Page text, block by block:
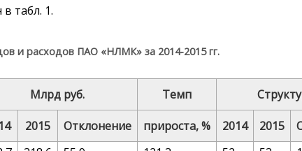
табл. 1.
и расходов ПАО «НЛМК» за 2014-2015 гг.
Млрд руб. Темп
2015 Отклонение прироста, % 2014 2015